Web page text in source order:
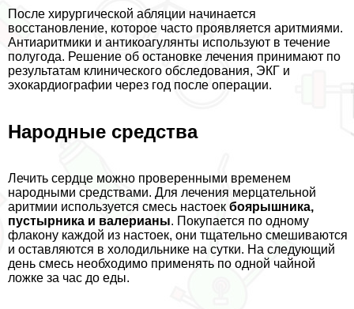
После хирургической абляции начинается
восстановление, которое часто проявляется аритмиями.
Антиаритмики и антикоагулянты используют в течение
полугода. Решение об остановке лечения принимают по
результатам клинического обследования, ЭКГ и
эхокардиографии через год после операции.
Народные средства
Лечить сердце можно проверенными временем
народными средствами. Для лечения мерцательной
аритмии используется смесь настоек боярышника,
пустырника и валерианы. Покупается по одному
флакону каждой из настоек, они тщательно смешиваются
и оставляются в холодильнике на сутки. На следующий
день смесь необходимо применять по одной чайной
ложке за час до еды.